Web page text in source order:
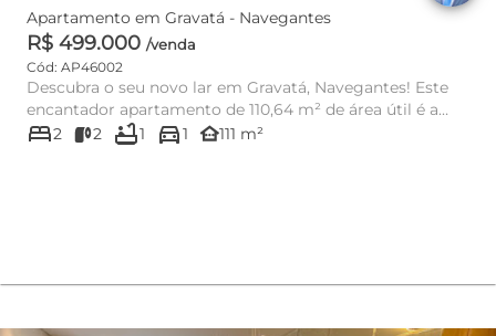
Apartamento em Gravatá - Navegantes
R$ 499.000 /venda
Cód: AP46002
Descubra o seu novo lar em Gravatá, Navegantes! Este
encantador apartamento de 110,64 m² de área útil é a
escolha perfe...
bed2 2 bathtub1 directions_car1 other_houses111 m²